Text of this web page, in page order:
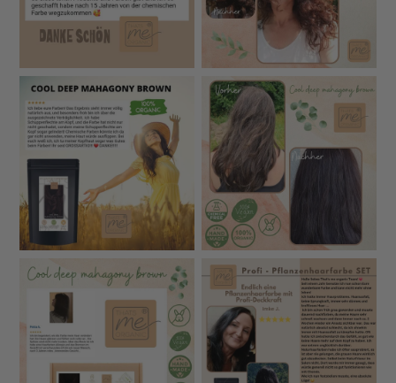
reinsten und hochwertigsten am Markt – entwickelt für
Menschen, die kompromisslose Profi-Qualität für ihre
Haare und ihre Gesundheit möchten.
100 % Bio-zertifizierte Inhaltsstoffe– ohne
synthetische Farbpigmente, ohne Zusätze
Ultra-feine Vermahlung
(puderfein) für
Farbe, bessere Haftung & besondersleichtes &
sanftes Auftragen
Keine Vorpigmentierung nötig– volle Deckkraft
auch bei grauem Haar
Maximale Sicherheit
: Jede Zutat wird
auf
Schwermetalle, Pestizide & Mikrobiologie geprüft
Lebensmittelstandard-Qualität– alles analysiert &
rückverfolgbar
Ohne Kräutermischungen, die oft Allergien
auslösen – wir setzen auf
reine pflanzliche
Farbkräfte